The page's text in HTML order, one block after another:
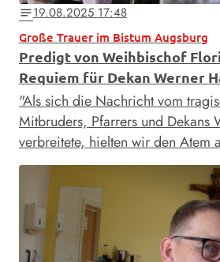
notes19.08.2025 17:48
Große Trauer im Bistum Augsburg
Predigt von Weihbischof
Requiem für Dekan Werner
"Als sich die Nachricht vom
Mitbruders, Pfarrers und Dekans
verbreitete, hielten wir den Atem